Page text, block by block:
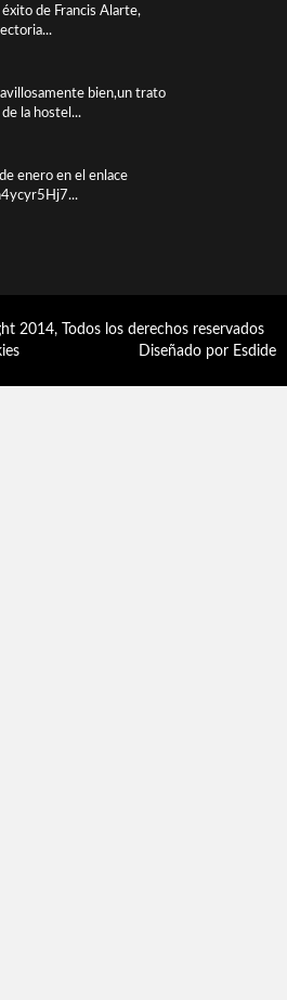
de Francis Alarte,
bien,un trato
la hostel...
enero en el enlace
2014, Todos los derechos reservados
Diseñado por Esdide